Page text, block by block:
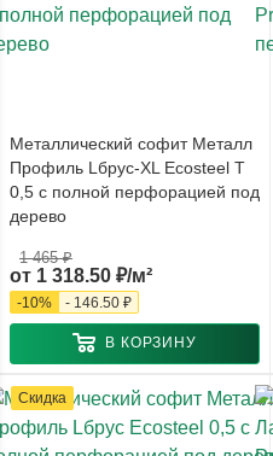
Металлический софит Металл
Профиль Lбрус-XL Ecosteel T
0,5 с полной перфорацией под
дерево
от 1 318.50 ₽/м²
1 465 ₽
-10% - 146.50 ₽
В КОРЗИНУ
Скидка